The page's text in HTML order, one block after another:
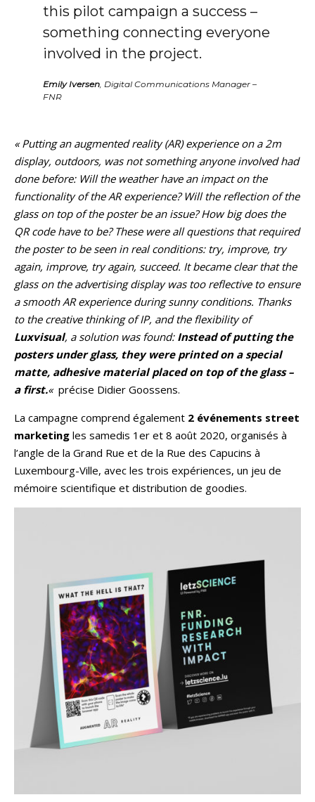
this pilot campaign a success –
something connecting everyone
involved in the project.
Emily Iversen, Digital Communications Manager –
FNR
« Putting an augmented reality (AR) experience on a 2m
display, outdoors, was not something anyone involved had
done before: Will the weather have an impact on the
functionality of the AR experience? Will the reflection of the
glass on top of the poster be an issue? How big does the
QR code have to be? These were all questions that required
the poster to be seen in real conditions: try, improve, try
again, improve, try again, succeed. It became clear that the
glass on the advertising display was too reflective to ensure
a smooth AR experience during sunny conditions. Thanks
to the creative thinking of IP, and the flexibility of
Luxvisual, a solution was found: Instead of putting the
posters under glass, they were printed on a special
matte, adhesive material placed on top of the glass –
a first.« précise Didier Goossens.
La campagne comprend également 2 événements street
marketing les samedis 1er et 8 août 2020, organisés à
l’angle de la Grand Rue et de la Rue des Capucins à
Luxembourg-Ville, avec les trois expériences, un jeu de
mémoire scientifique et distribution de goodies.